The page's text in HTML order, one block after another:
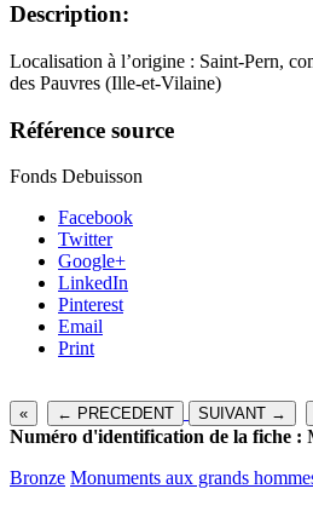
Description:
Localisation à l’origine : Saint-Pern,
des Pauvres (Ille-et-Vilaine)
Référence source
Fonds Debuisson
Facebook
Twitter
Google+
LinkedIn
Pinterest
Email
Print
« ← PRECEDENT SUIVANT →
Numéro d'identification de la fiche :
Bronze Monuments aux grands